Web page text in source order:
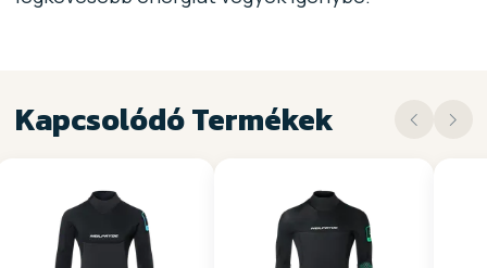
Kapcsolódó Termékek